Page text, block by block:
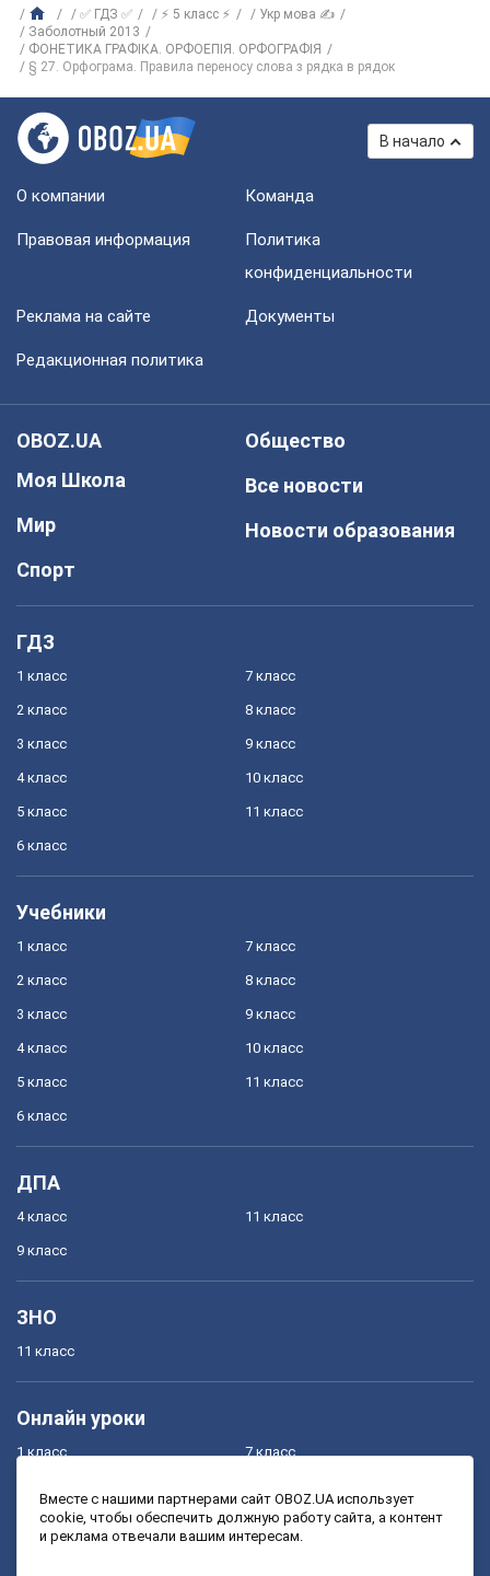
✅ ГДЗ ✅ ⚡ 5 класс ⚡
Укр мова ✍
Заболотный 2013
ФОНЕТИКА ГРАФІКА. ОРФОЕПІЯ. ОРФОГРАФІЯ
§ 27. Орфограма. Правила переносу слова з рядка в рядок
В начало
О компании Команда
Правовая информация
Политика
конфиденциальности
Реклама на сайте Документы
Редакционная политика
OBOZ.UA
Моя Школа
Мир
Спорт
Общество
Все новости
Новости образования
ГДЗ
1 класс
2 класс
3 класс
4 класс
5 класс
6 класс
7 класс
8 класс
9 класс
10 класс
11 класс
Учебники
1 класс
2 класс
3 класс
4 класс
5 класс
6 класс
7 класс
8 класс
9 класс
10 класс
11 класс
ДПА
4 класс
9 класс
11 класс
ЗНО
11 класс
Онлайн уроки
1 класс
3 класс
7 класс
9 класс
Вместе с нашими партнерами сайт OBOZ.UA использует
cookie, чтобы обеспечить должную работу сайта, а контент
и реклама отвечали вашим интересам.